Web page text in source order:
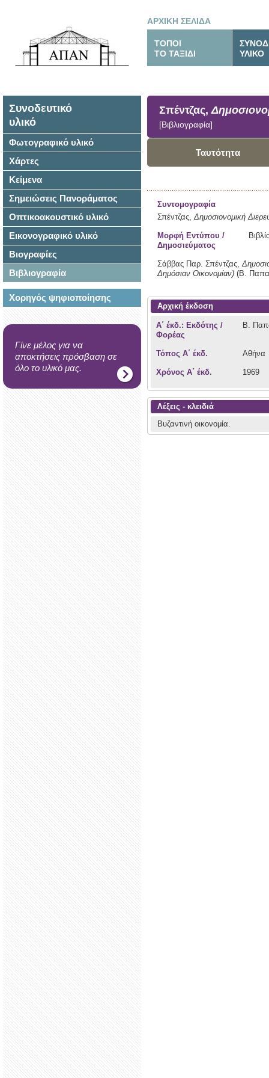
ΑΡΧΙΚΗ ΣΕΛΙΔΑ
ΤΟΠΟΙ
ΤΟ ΤΑΞΙΔΙ
ΥΛΙΚΟ
Συνοδευτικό
υλικό
Φωτογραφικό υλικό
Χάρτες
Κείμενα
Σημειώσεις Πανοράματος
Οπτικοακουστικό υλικό
Εικονογραφικό υλικό
Βιογραφίες
Βιβλιογραφία
Χορηγός ψηφιοποίησης
Γίνε μέλος για να
αποκτήσεις πρόσβαση σε
όλο το υλικό μας.
Σπέντζας,
[Βιβλιογραφία]
Ταυτότητα
Συντομογραφία
Σπέντζας,Δημοσιονομική
Μορφή Εντύπου /
Δημοσιεύματος
Σάββας Παρ. Σπέντζας,
Δημόσιαν Οικονομίαν) (Β.
Αρχική έκδοση
Α΄ έκδ.: Εκδότης /
Φορέας
Β.
Τόπος Α΄ έκδ. Αθήνα
Χρόνος Α΄ έκδ. 1969
Λέξεις - κλειδιά
Βυζαντινή οικονομία.